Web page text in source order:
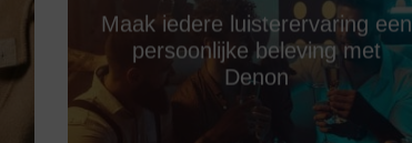
Maak iedere luisterervaring een
persoonlijke beleving met
Denon